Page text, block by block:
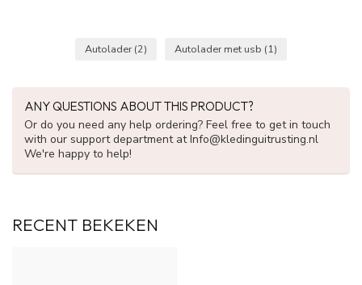
Autolader (2) Autolader met usb (1)
ANY QUESTIONS ABOUT THIS PRODUCT?
Or do you need any help ordering? Feel free to get in touch
with our support department atInfo@kledinguitrusting.nl
We're happy to help!
RECENT BEKEKEN